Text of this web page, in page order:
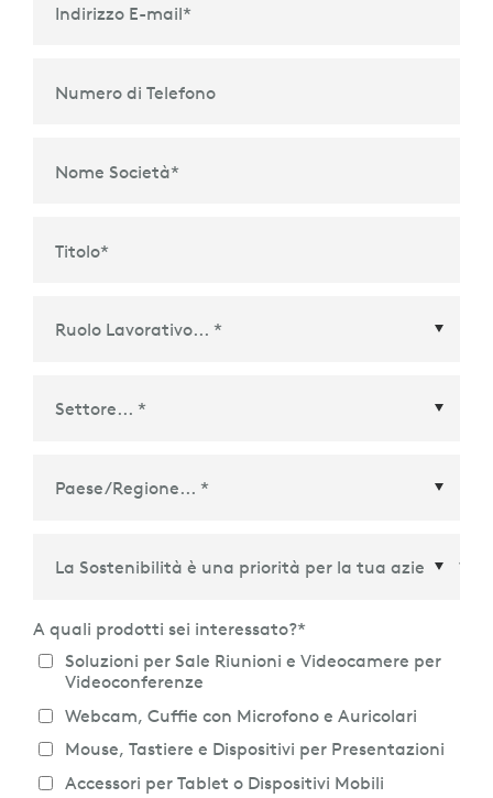
Indirizzo E-mail*
Numero di Telefono
Nome Società*
Titolo*
A quali prodotti sei interessato?*
Soluzioni per Sale Riunioni e Videocamere per
Videoconferenze
Webcam, Cuffie con Microfono e Auricolari
Mouse, Tastiere e Dispositivi per Presentazioni
Accessori per Tablet o Dispositivi Mobili